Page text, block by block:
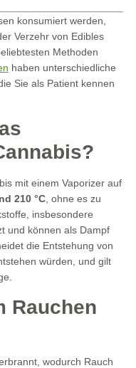
konsumiert werden,
Verzehr von Edibles
Methoden
haben unterschiedliche
Sie als Patient kennen
mit einem Vaporizer auf
210 °C, ohne es zu
insbesondere
und können als Dampf
die Entstehung von
würden, und gilt
Rauchen
wodurch Rauch